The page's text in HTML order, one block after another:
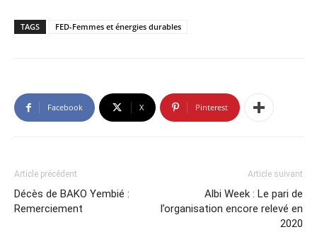
TAGS FED-Femmes et énergies durables
Facebook X Pinterest
Article précédent
Décès de BAKO Yembié :
Remerciement
Article suivant
Albi Week : Le pari de
l’organisation encore relevé en
2020